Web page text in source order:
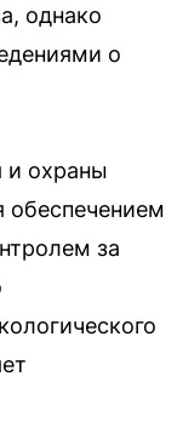
однако
о
и охраны
за